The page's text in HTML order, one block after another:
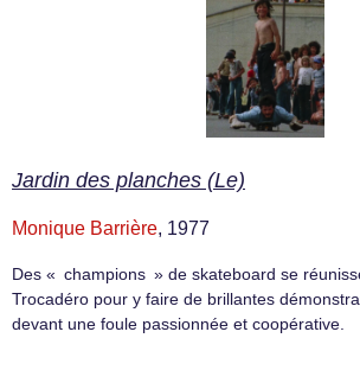
Jardin des planches (Le)
Monique Barrière, 1977
Des « champions » de skateboard se
Trocadéro pour y faire de brillantes
devant une foule passionnée et coopérative.